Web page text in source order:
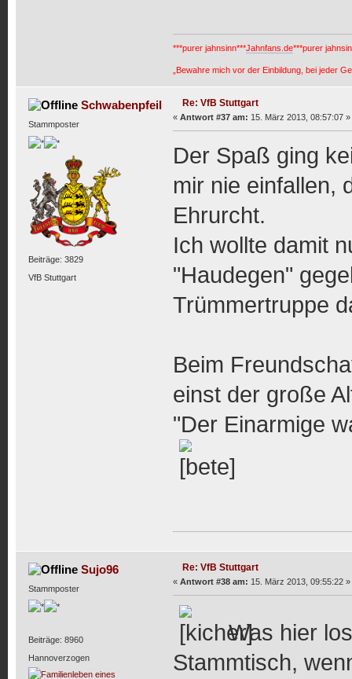
***purer jahnsinn***Jahnfans.de***purer
„Bewahre mich vor der Einbildung, bei jeder
Schwabenpfeil
Stammposter
Beiträge: 3829
VfB Stuttgart
Re: VfB Stuttgart
« Antwort #37 am: 15. März 2013, 08:57:07 »
Der Spaß ging
mir nie einfallen,
Ehrurcht.
Ich wollte damit
"Haudegen"
Trümmertruppe
Beim
einst der große
"Der Einarmige
Sujo96
Stammposter
Beiträge: 8960
Hannoverzogen
Re: VfB Stuttgart
« Antwort #38 am: 15. März 2013, 09:55:22 »
Was hier
Stammtisch,